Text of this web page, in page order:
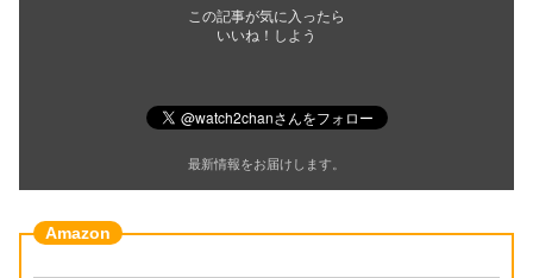
この記事が気に入ったら
いいね！しよう
最新情報をお届けします。